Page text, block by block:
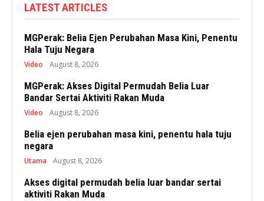
LATEST ARTICLES
MGPerak: Belia Ejen Perubahan Masa Kini, Penentu
Hala Tuju Negara
Video August 8, 2026
MGPerak: Akses Digital Permudah Belia Luar
Bandar Sertai Aktiviti Rakan Muda
Video August 8, 2026
Belia ejen perubahan masa kini, penentu hala tuju
negara
Utama August 8, 2026
Akses digital permudah belia luar bandar sertai
aktiviti Rakan Muda